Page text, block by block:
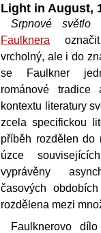
Light in August,
Srpnové světlo
Faulknera
vrcholný, ale i do
se Faulkner
románové tradice
kontextu literatury
zcela specifickou
příběh rozdělen do
úzce
vyprávěny
časových
rozdělena mezi
Faulknerovo